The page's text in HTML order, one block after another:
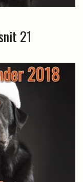
21